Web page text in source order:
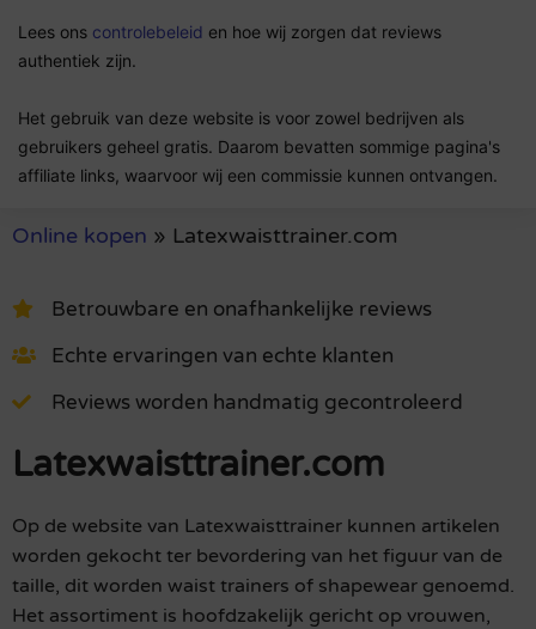
Lees ons controlebeleid en hoe wij zorgen dat reviews
authentiek zijn.
Het gebruik van deze website is voor zowel bedrijven als
gebruikers geheel gratis. Daarom bevatten sommige pagina's
affiliate links, waarvoor wij een commissie kunnen ontvangen.
Online kopen » Latexwaisttrainer.com
Betrouwbare en onafhankelijke reviews
Echte ervaringen van echte klanten
Reviews worden handmatig gecontroleerd
Latexwaisttrainer.com
Op de website van Latexwaisttrainer kunnen artikelen
worden gekocht ter bevordering van het figuur van de
taille, dit worden waist trainers of shapewear genoemd.
Het assortiment is hoofdzakelijk gericht op vrouwen,